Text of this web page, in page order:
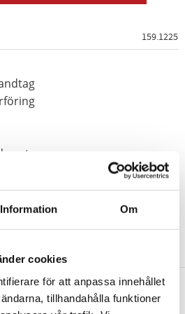
Information Om
cookies
för att anpassa innehållet
tillhandahålla funktioner
159.1225